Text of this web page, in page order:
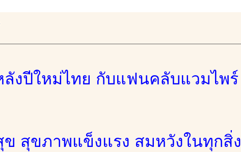
งปีใหม่ไทย กับแฟนคลับแวมไพร์
สุขภาพแข็งแรง สมหวังในทุกสิ่ง